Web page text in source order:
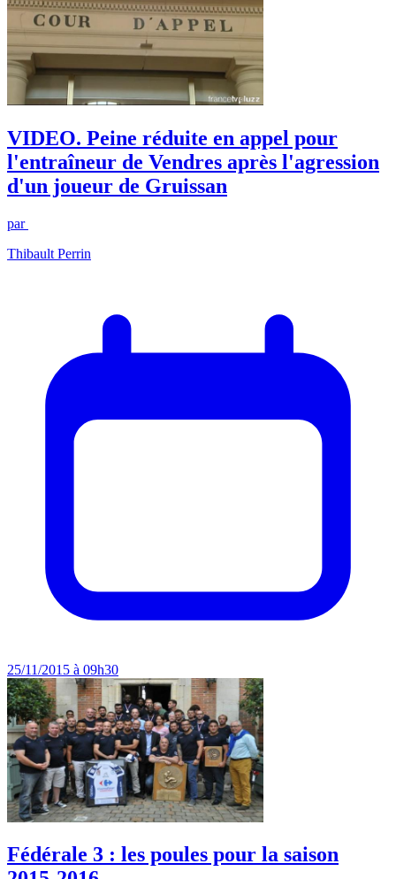
VIDEO. Peine réduite en appel pour
l'entraîneur de Vendres après l'agression
d'un joueur de Gruissan
par
Thibault Perrin
25/11/2015 à 09h30
Fédérale 3 : les poules pour la saison